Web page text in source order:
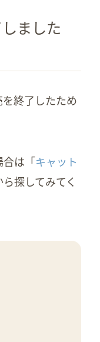
ました
を終了したため
合は「キャット
探してみてく